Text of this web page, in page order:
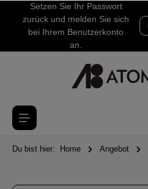
Setzen Sie Ihr Passwort
zurück und melden Sie sich
bei Ihrem Benutzerkonto
an.
Du bist hier: Home Angebot